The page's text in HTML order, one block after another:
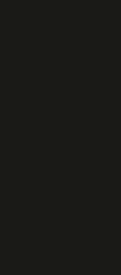
Globo, o técnico
grande jogo no
mas
ao Botafogo. Vai